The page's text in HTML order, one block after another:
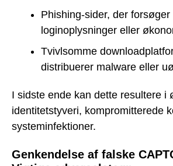
Phishing-sider, der
loginoplysninger eller
Tvivlsomme
distribuerer malware eller
I sidste ende kan dette resultere i
identitetstyveri, kompromitterede
systeminfektioner.
Genkendelse af falske